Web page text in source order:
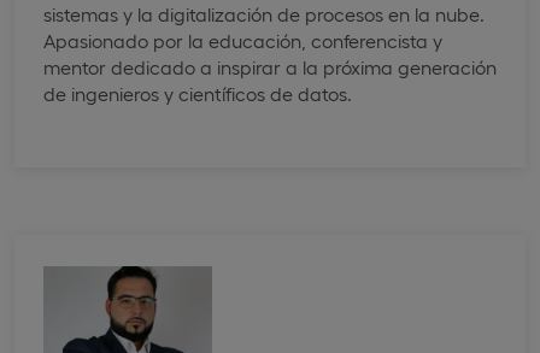
sistemas y la digitalización de procesos en la nube.
Apasionado por la educación, conferencista y
mentor dedicado a inspirar a la próxima generación
de ingenieros y científicos de datos.